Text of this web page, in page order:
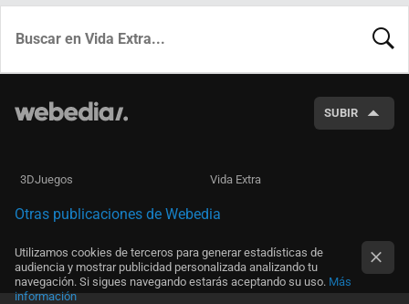
SUBIR
3DJuegos Vida Extra
Otras publicaciones de Webedia
Utilizamos cookies de terceros para generar estadísticas de
audiencia y mostrar publicidad personalizada analizando tu
navegación. Si sigues navegando estarás aceptando su uso. Más
información